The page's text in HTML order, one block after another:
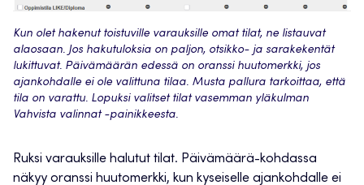
Kun olet hakenut toistuville varauksille omat tilat, ne listauvat
alaosaan. Jos hakutuloksia on paljon, otsikko- ja sarakekentät
lukittuvat. Päivämäärän edessä on oranssi huutomerkki, jos
ajankohdalle ei ole valittuna tilaa. Musta pallura tarkoittaa, että
tila on varattu. Lopuksi valitset tilat vasemman yläkulman
Vahvista valinnat -painikkeesta.
Ruksi varauksille halutut tilat. Päivämäärä-kohdassa
näkyy oranssi huutomerkki, kun kyseiselle ajankohdalle ei